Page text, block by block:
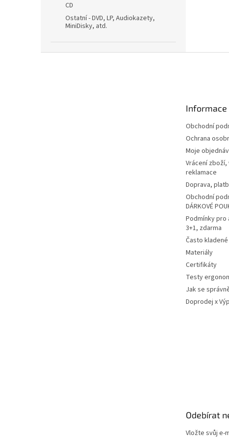
CD
Ostatní - DVD, LP, Audiokazety,
MiniDisky, atd.
Informace
Obchodní
Ochrana
Moje
Vrácení zboží,
reklamace
Doprava,
Obchodní
DÁRKOVÉ
Podmínky pro
3+1, zdarma
Často
Materiály
Certifikáty
Testy
Jak se
Doprodej x
Odebírat
Vložte svůj e-